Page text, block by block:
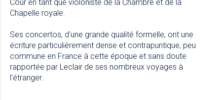
Cour en tant que violoniste de la Chambre et de la
Chapelle royale.
Ses concertos, d'une grande qualité formelle, ont une
écriture particulièrement dense et contrapuntique, peu
commune en France à cette époque et sans doute
rapportée par Leclair de ses nombreux voyages à
l'étranger.